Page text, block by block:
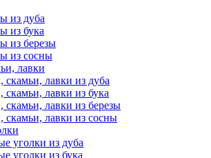
из дуба
из бука
из березы
из сосны
лавки
лавки из дуба
лавки из бука
скамьи, лавки из березы
скамьи, лавки из сосны
уголки из дуба
уголки из бука